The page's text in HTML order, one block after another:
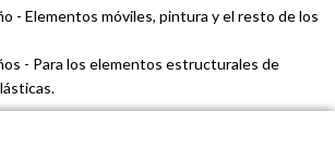
- Elementos móviles, pintura y el resto de los
- Para los elementos estructurales de